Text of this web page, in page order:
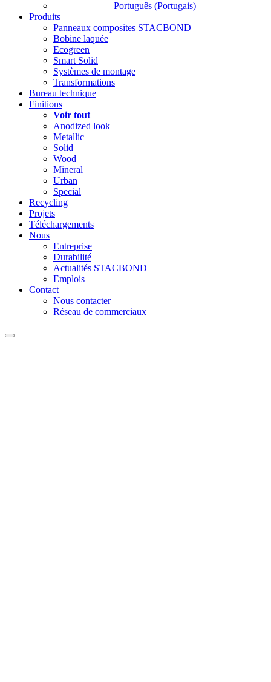
Português (Portugais)
Produits
Panneaux composites STACBOND
Bobine laquée
Ecogreen
Smart Solid
Systèmes de montage
Transformations
Bureau technique
Finitions
Voir tout
Anodized look
Metallic
Solid
Wood
Mineral
Urban
Special
Recycling
Projets
Téléchargements
Nous
Entreprise
Durabilité
Actualités STACBOND
Emplois
Contact
Nous contacter
Réseau de commerciaux